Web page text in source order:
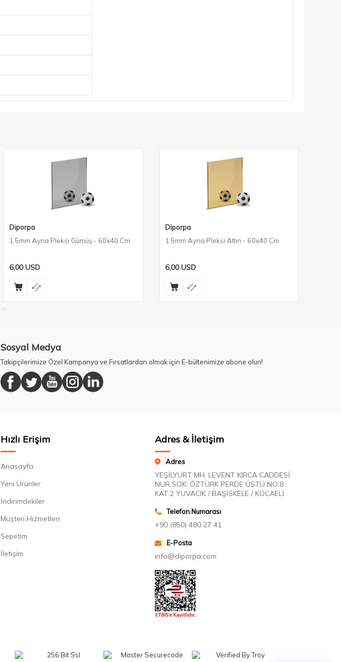
Diporpa
1.5mm Ayna Pleksi Gümüş - 60x40 Cm
6,00USD
Diporpa
1.5mm Ayna Pleksi Altın - 60x40 Cm
6,00USD
Sosyal Medya
Takipçilerimize Özel Kampanya ve Fırsatlardan olmak için E-bültenimize abone olun!
Hızlı Erişim
Anasayfa
Yeni Ürünler
İndirimdekiler
Müşteri Hizmetleri
Sepetim
İletişim
Adres & İletişim
Adres
YEŞİLYURT MH. LEVENT KIRCA CADDESİ
NUR SOK. ÖZTÜRK PERDE ÜSTÜ NO:8
KAT:2 YUVACIK / BAŞİSKELE / KOCAELİ
Telefon Numarası
+90 (850) 480 27 41
E-Posta
info@diporpa.com